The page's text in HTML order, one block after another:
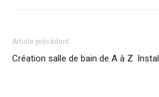
Article précédent
Création salle de bain de A à Z